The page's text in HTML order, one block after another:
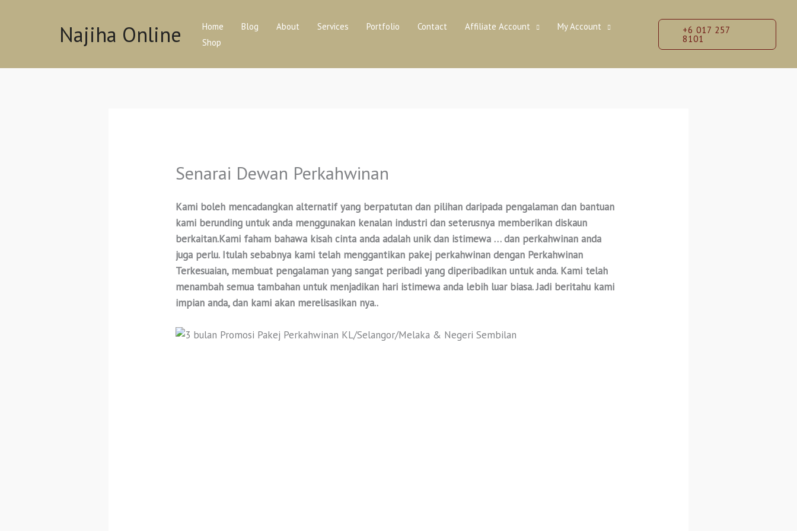
Najiha Online Home Blog About Services Portfolio Contact Affiliate Account
My Account
Shop
+6 017 257
8101
Senarai Dewan Perkahwinan
Kami boleh mencadangkan alternatif yang berpatutan dan pilihan daripada pengalaman dan bantuan
kami berunding untuk anda menggunakan kenalan industri dan seterusnya memberikan diskaun
berkaitan.Kami faham bahawa kisah cinta anda adalah unik dan istimewa … dan perkahwinan anda
juga perlu. Itulah sebabnya kami telah menggantikan pakej perkahwinan dengan Perkahwinan
Terkesuaian, membuat pengalaman yang sangat peribadi yang diperibadikan untuk anda. Kami telah
menambah semua tambahan untuk menjadikan hari istimewa anda lebih luar biasa. Jadi beritahu kami
impian anda, dan kami akan merelisasikan nya..